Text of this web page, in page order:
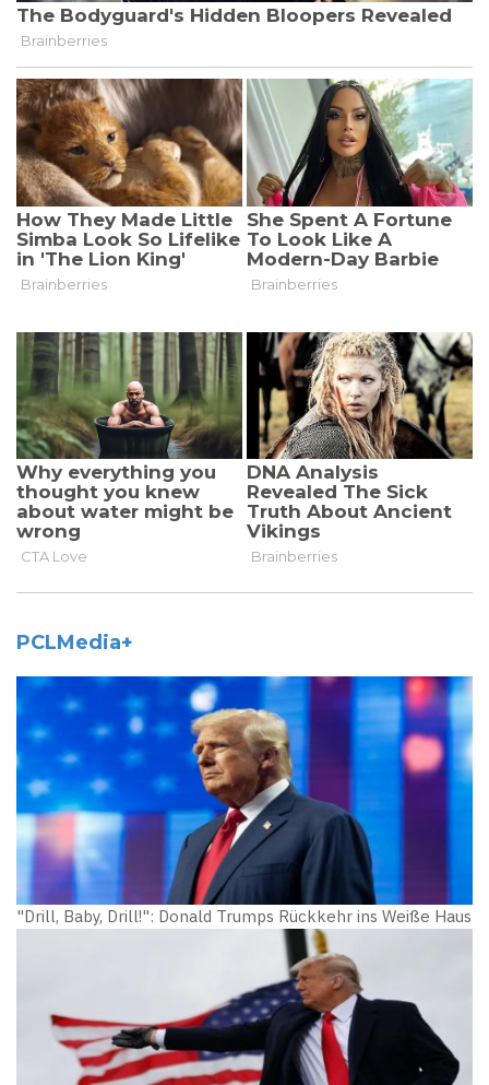
PCLMedia+
"Drill, Baby, Drill!": Donald Trumps Rückkehr ins Weiße Haus